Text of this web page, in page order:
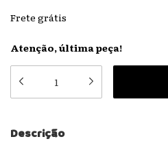
Frete grátis
Atenção, última peça!
Descrição